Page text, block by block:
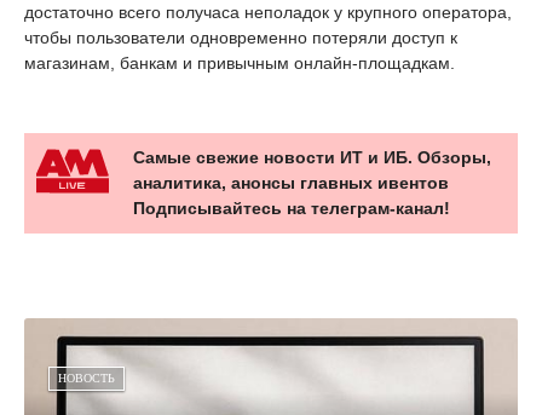
достаточно всего получаса неполадок у крупного оператора,
чтобы пользователи одновременно потеряли доступ к
магазинам, банкам и привычным онлайн-площадкам.
Самые свежие новости ИТ и ИБ. Обзоры,
аналитика, анонсы главных ивентов
Подписывайтесь на телеграм-канал!
НОВОСТЬ